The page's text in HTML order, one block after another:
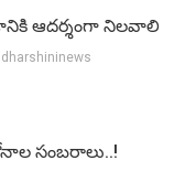
ఆదర్శంగా నిలవాలి
dharshininews
సంబరాలు..!